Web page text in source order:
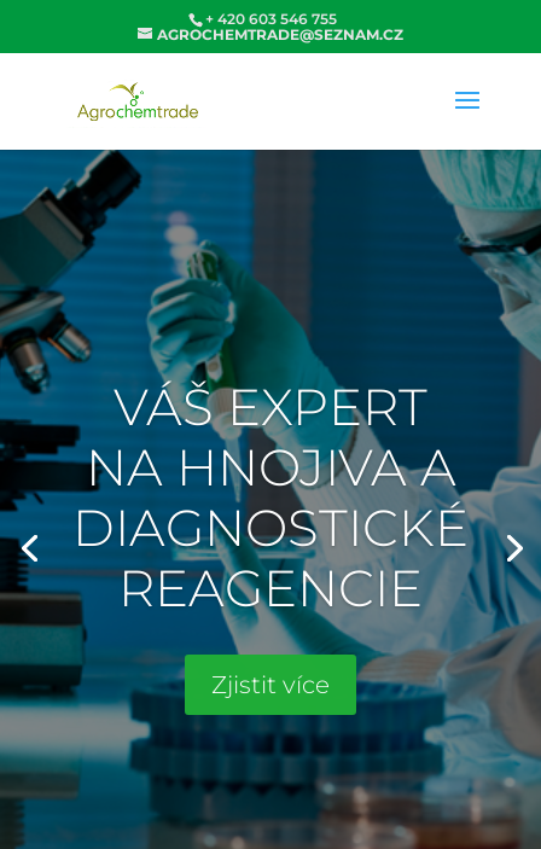
+ 420 603 546 755
AGROCHEMTRADE@SEZNAM.CZ
VÁŠ EXPERT
NA HNOJIVA A
DIAGNOSTICKÉ
REAGENCIE
Zjistit více